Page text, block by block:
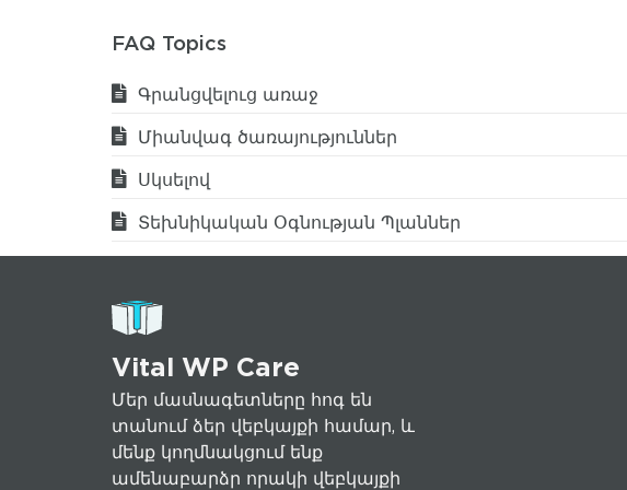
FAQ Topics
Գրանցվելուց առաջ
Միանվագ ծառայություններ
Սկսելով
Տեխնիկական Օգնության Պլաններ
Vital WP Care
Մեր մասնագետները հոգ են
տանում ձեր վեբկայքի համար, և
մենք կողմնակցում ենք
ամենաբարձր որակի վեբկայքի